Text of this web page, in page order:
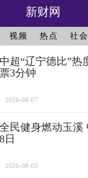
新财网
视频 热点 社会
中超“辽宁德比”热
票3分钟
2026-08-07
全民健身燃动玉溪
8日
2026-08-05